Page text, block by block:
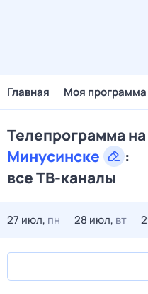
Главная Моя программа
Телепрограмма
Минусинске
:
все ТВ-каналы
27 июл, пн 28 июл, вт